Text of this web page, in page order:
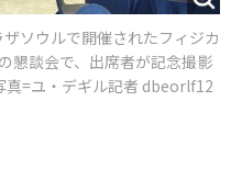
ソウルで開催されたフィジカ
懇談会で、出席者が記念撮影
真=ユ・デギル記者 dbeorlf12